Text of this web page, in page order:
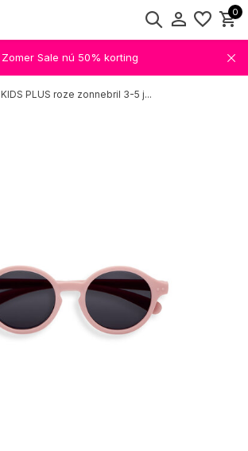
0
Zomer Sale nú 50% korting
KIDS PLUS roze zonnebril 3-5 j...